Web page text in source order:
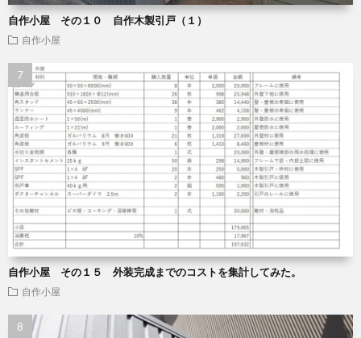
自作小屋 その１０ 自作木製引戸（１）
自作小屋
自作小屋 その１５ 外装完成までのコストを集計してみた。
自作小屋